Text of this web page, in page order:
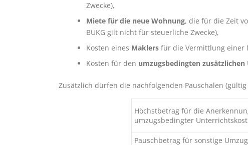
Zwecke),
Miete für die neue Wohnung, die für die Zeit
BUKG gilt nicht für steuerliche Zwecke),
Kosten eines Maklers für die Vermittlung einer
Kosten für den umzugsbedingten
Zusätzlich dürfen die nachfolgenden Pauschalen
Höchstbetrag für die
umzugsbedingter
Pauschbetrag für sonstige